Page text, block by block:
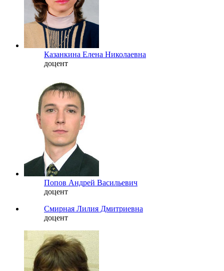
Казанкина Елена Николаевна
доцент
Попов Андрей Васильевич
доцент
Смирная Лилия Дмитриевна
доцент